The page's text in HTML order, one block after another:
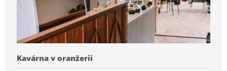
Kavárna v oranžerii